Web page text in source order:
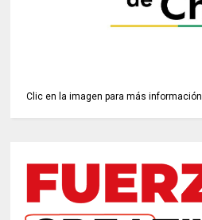
Clic en la imagen para más información